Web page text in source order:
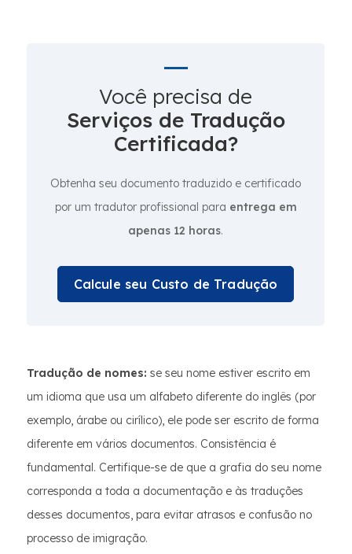
Você precisa de
Serviços de Tradução
Certificada?
Obtenha seu documento traduzido e certificado
por um tradutor profissional para entrega em
apenas 12 horas.
Calcule seu Custo de Tradução
Tradução de nomes: se seu nome estiver escrito em
um idioma que usa um alfabeto diferente do inglês (por
exemplo, árabe ou cirílico), ele pode ser escrito de forma
diferente em vários documentos. Consistência é
fundamental. Certifique-se de que a grafia do seu nome
corresponda a toda a documentação e às traduções
desses documentos, para evitar atrasos e confusão no
processo de imigração.